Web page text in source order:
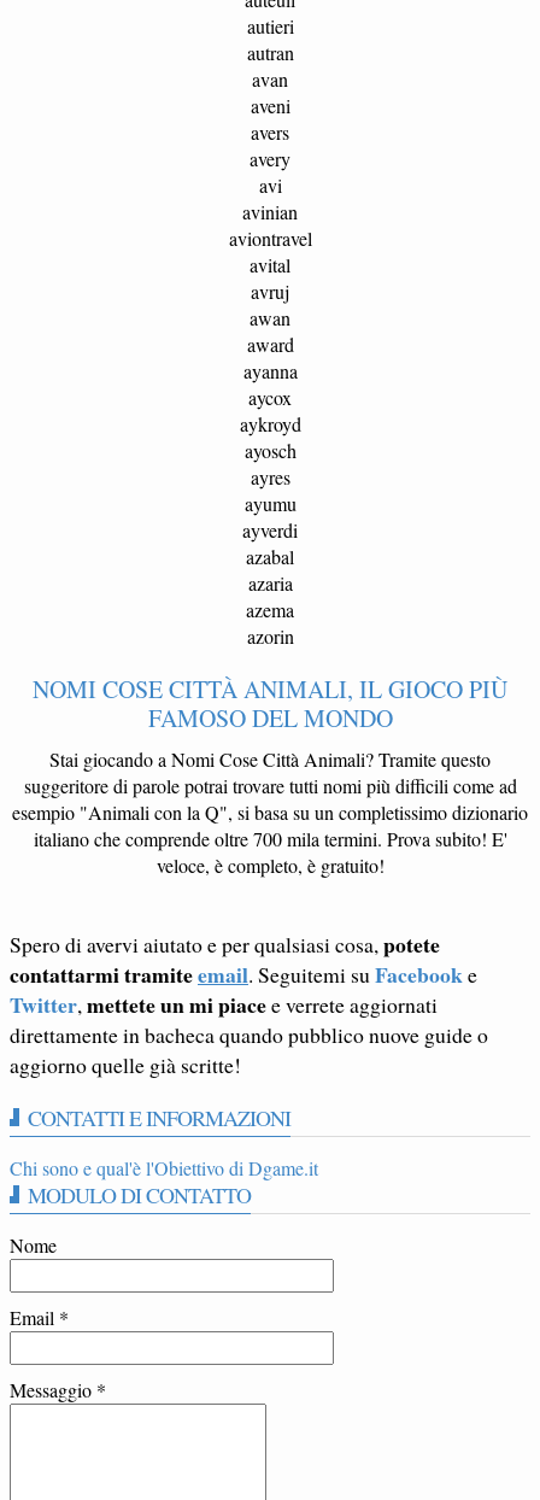
autieri
autran
avan
aveni
avers
avery
avi
avinian
aviontravel
avital
avruj
awan
award
ayanna
aycox
aykroyd
ayosch
ayres
ayumu
ayverdi
azabal
azaria
azema
azorin
NOMI COSE CITTÀ ANIMALI, IL GIOCO PIÙ
FAMOSO DEL MONDO
Stai giocando a Nomi Cose Città Animali? Tramite questo
suggeritore di parole potrai trovare tutti nomi più difficili come ad
esempio "Animali con la Q", si basa su un completissimo dizionario
italiano che comprende oltre 700 mila termini. Prova subito! E'
veloce, è completo, è gratuito!
Spero di avervi aiutato e per qualsiasi cosa, potete
contattarmi tramiteemail. Seguitemi su Facebooke
Twitter, mettete un mi piacee verrete aggiornati
direttamente in bacheca quando pubblico nuove guide o
aggiorno quelle già scritte!
CONTATTI E INFORMAZIONI
Chi sono e qual'è l'Obiettivo di Dgame.it
MODULO DI CONTATTO
Nome
Email *
Messaggio *